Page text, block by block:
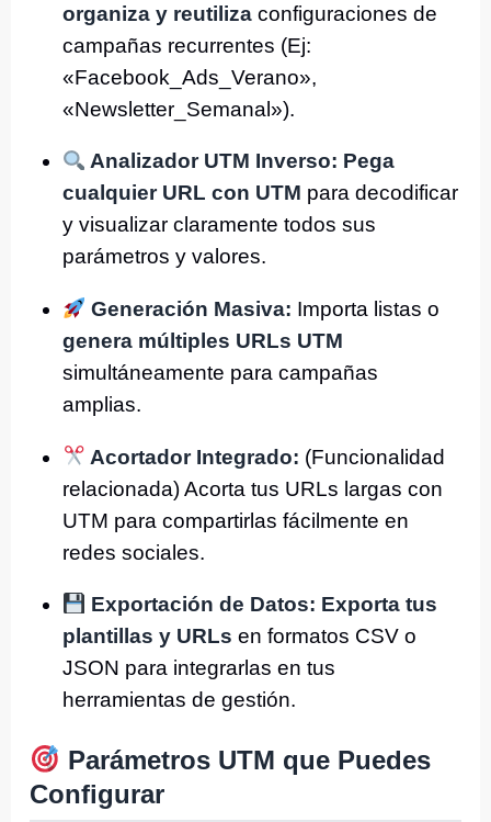
organiza y reutiliza configuraciones de
campañas recurrentes (Ej:
«Facebook_Ads_Verano»,
«Newsletter_Semanal»).
Analizador UTM Inverso: Pega
cualquier URL con UTM para decodificar
y visualizar claramente todos sus
parámetros y valores.
Generación Masiva: Importa listas o
genera múltiples URLs UTM
simultáneamente para campañas
amplias.
Acortador Integrado: (Funcionalidad
relacionada) Acorta tus URLs largas con
UTM para compartirlas fácilmente en
redes sociales.
Exportación de Datos: Exporta tus
plantillas y URLs en formatos CSV o
JSON para integrarlas en tus
herramientas de gestión.
Parámetros UTM que Puedes
Configurar